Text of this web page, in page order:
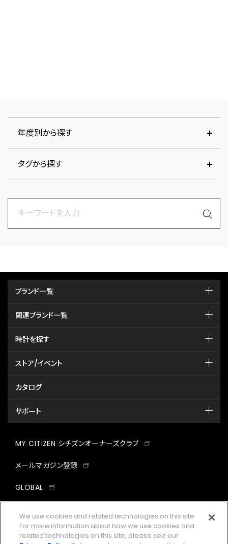
年度別から探す
タグから探す
ブランド一覧
関連ブランド一覧
時計を探す
ストア/イベント
カタログ
サポート
MY CITIZEN シチズンオーナーズクラブ
メールマガジン登録
GLOBAL
facebookinstagramtwitter
We use cookies and related technologies on this site.
For more information about how we use cookies and
related technologies on this site, please see our